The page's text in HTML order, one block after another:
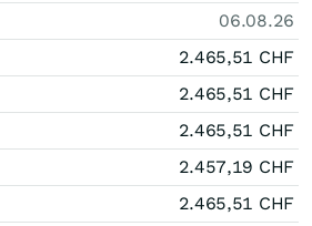
06.08.26
2.465,51 CHF
2.465,51 CHF
2.465,51 CHF
2.457,19 CHF
2.465,51 CHF